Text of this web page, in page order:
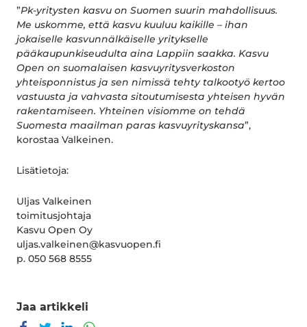
”Pk-yritysten kasvu on Suomen suurin mahdollisuus.
Me uskomme, että kasvu kuuluu kaikille – ihan
jokaiselle kasvunnälkäiselle yritykselle
pääkaupunkiseudulta aina Lappiin saakka. Kasvu
Open on suomalaisen kasvuyritysverkoston
yhteisponnistus ja sen nimissä tehty talkootyö kertoo
vastuusta ja vahvasta sitoutumisesta yhteisen hyvän
rakentamiseen. Yhteinen visiomme on tehdä
Suomesta maailman paras kasvuyrityskansa”,
korostaa Valkeinen.
Lisätietoja:
Uljas Valkeinen
toimitusjohtaja
Kasvu Open Oy
uljas.valkeinen@kasvuopen.fi
p. 050 568 8555
Jaa artikkeli
Jaa Facebookissa
Jaa TwitterissäJaa LinkedInissä